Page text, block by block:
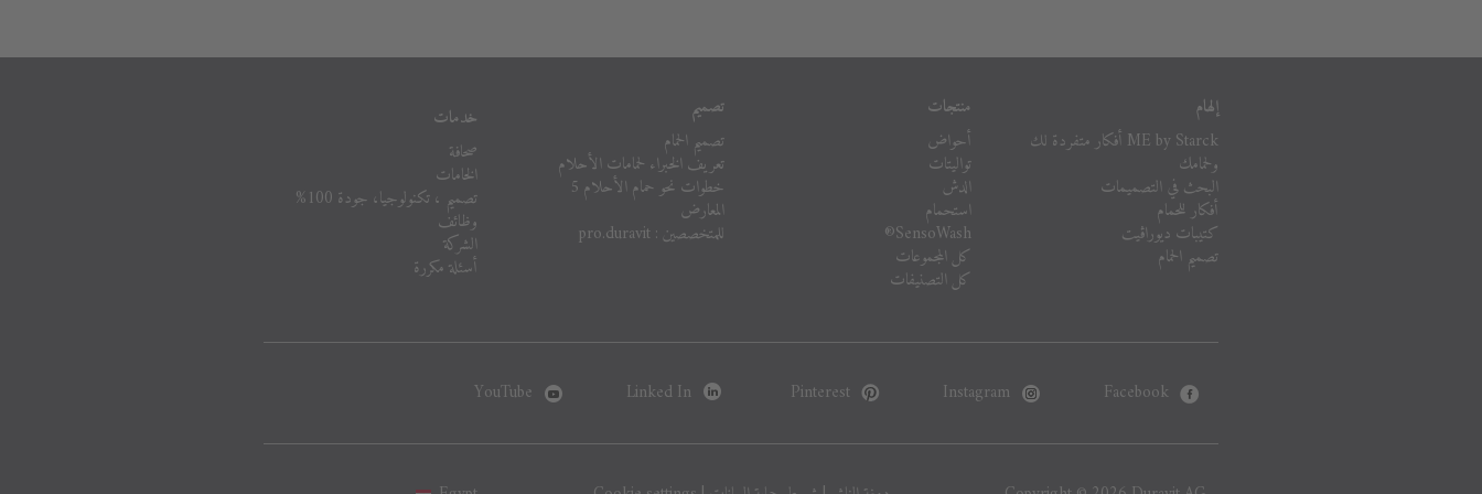
إلهام
ME by Starck أفكار متفردة لك
ولحمامك
البحث في التصميمات
أفكار للحمام
كتيبات ديوراڨيت
تصميم الحمام
منتجات
أحواض
تواليتات
الدش
استحمام
SensoWash®
كل المجموعات
كل التصنيفات
تصميم
تصميم الحمام
تعريف الخبراء لحمامات الأحلام
خطوات نحو حمام الأحلام 5
المعارض
للمتخصصين : pro.duravit
خدمات
صحافة
الخامات
تصميم ، تكنولوجيا، جودة 100%
وظائف
الشركة
أسئلة مكررة
Facebook
Instagram
Pinterest
Linked In
YouTube